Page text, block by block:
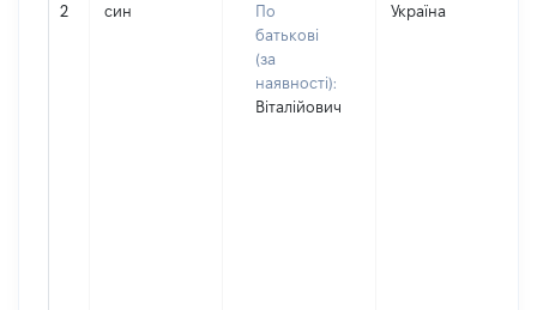
2 син
По
батькові
(за
наявності):
Віталійович
Україна